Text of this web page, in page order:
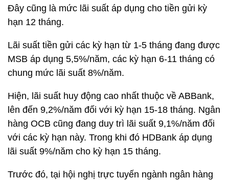
Đây cũng là mức lãi suất áp dụng cho tiền gửi kỳ
hạn 12 tháng.
Lãi suất tiền gửi các kỳ hạn từ 1-5 tháng đang được
MSB áp dụng 5,5%/năm, các kỳ hạn 6-11 tháng có
chung mức lãi suất 8%/năm.
Hiện, lãi suất huy động cao nhất thuộc về ABBank,
lên đến 9,2%/năm đối với kỳ hạn 15-18 tháng. Ngân
hàng OCB cũng đang duy trì lãi suất 9,1%/năm đối
với các kỳ hạn này. Trong khi đó HDBank áp dụng
lãi suất 9%/năm cho kỳ hạn 15 tháng.
Trước đó, tại hội nghị trực tuyến ngành ngân hàng